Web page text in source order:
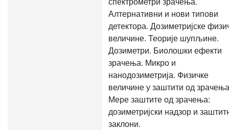
Алтернативни и нови типови
детектора. Дозиметријске
величине. Теорије шупљине.
Дозиметри. Биолошки ефекти
зрачења. Микро и
нанодозиметрија. Физичке
величине у заштити од
Мере заштите од зрачења:
дозиметријски надзор и
заклони.